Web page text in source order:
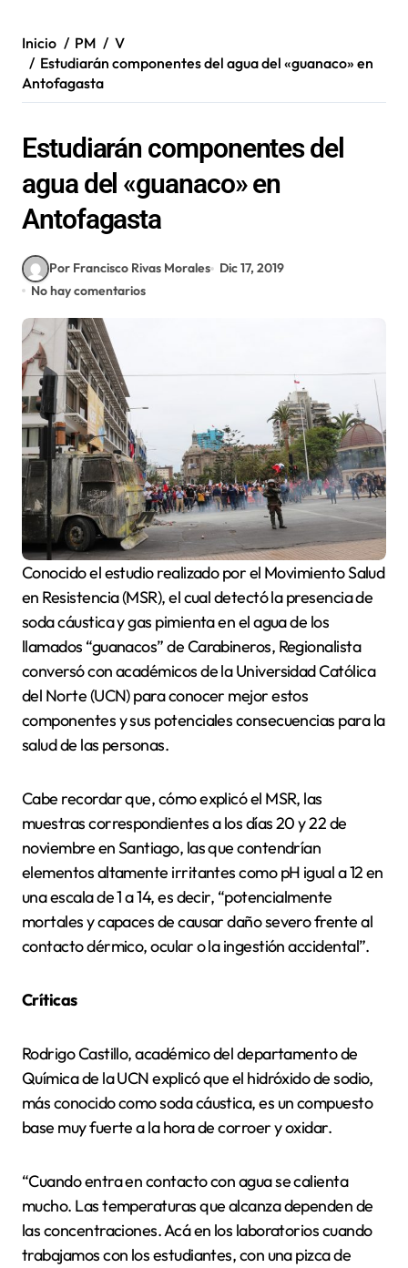
Inicio PM
V
Estudiarán componentes del agua del «guanaco» en
Antofagasta
Estudiarán componentes del
agua del «guanaco» en
Antofagasta
Por Francisco Rivas Morales
Dic 17, 2019
No hay comentarios
Conocido el estudio realizado por el Movimiento Salud
en Resistencia (MSR), el cual detectó la presencia de
soda cáustica y gas pimienta en el agua de los
llamados “guanacos” de Carabineros, Regionalista
conversó con académicos de la Universidad Católica
del Norte (UCN) para conocer mejor estos
componentes y sus potenciales consecuencias para la
salud de las personas.
Cabe recordar que, cómo explicó el MSR, las
muestras correspondientes a los días 20 y 22 de
noviembre en Santiago, las que contendrían
elementos altamente irritantes como pH igual a 12 en
una escala de 1 a 14, es decir, “potencialmente
mortales y capaces de causar daño severo frente al
contacto dérmico, ocular o la ingestión accidental”.
Críticas
Rodrigo Castillo, académico del departamento de
Química de la UCN explicó que el hidróxido de sodio,
más conocido como soda cáustica, es un compuesto
base muy fuerte a la hora de corroer y oxidar.
“Cuando entra en contacto con agua se calienta
mucho. Las temperaturas que alcanza dependen de
las concentraciones. Acá en los laboratorios cuando
trabajamos con los estudiantes, con una pizca de